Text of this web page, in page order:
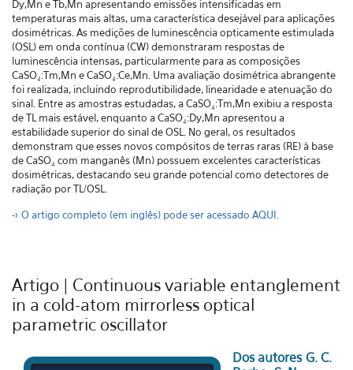
Dy,Mn e Tb,Mn apresentando emissões intensificadas em
temperaturas mais altas, uma característica desejável para aplicações
dosimétricas. As medições de luminescência opticamente estimulada
(OSL) em onda contínua (CW) demonstraram respostas de
luminescência intensas, particularmente para as composições
CaSO₄:Tm,Mn e CaSO₄:Ce,Mn. Uma avaliação dosimétrica abrangente
foi realizada, incluindo reprodutibilidade, linearidade e atenuação do
sinal. Entre as amostras estudadas, a CaSO₄:Tm,Mn exibiu a resposta
de TL mais estável, enquanto a CaSO₄:Dy,Mn apresentou a
estabilidade superior do sinal de OSL. No geral, os resultados
demonstram que esses novos compósitos de terras raras (RE) à base
de CaSO₄ com manganês (Mn) possuem excelentes características
dosimétricas, destacando seu grande potencial como detectores de
radiação por TL/OSL.
-> O artigo completo (em inglês) pode ser acessado AQUI.
Artigo | Continuous variable entanglement
in a cold-atom mirrorless optical
parametric oscillator
Dos autores G. C.